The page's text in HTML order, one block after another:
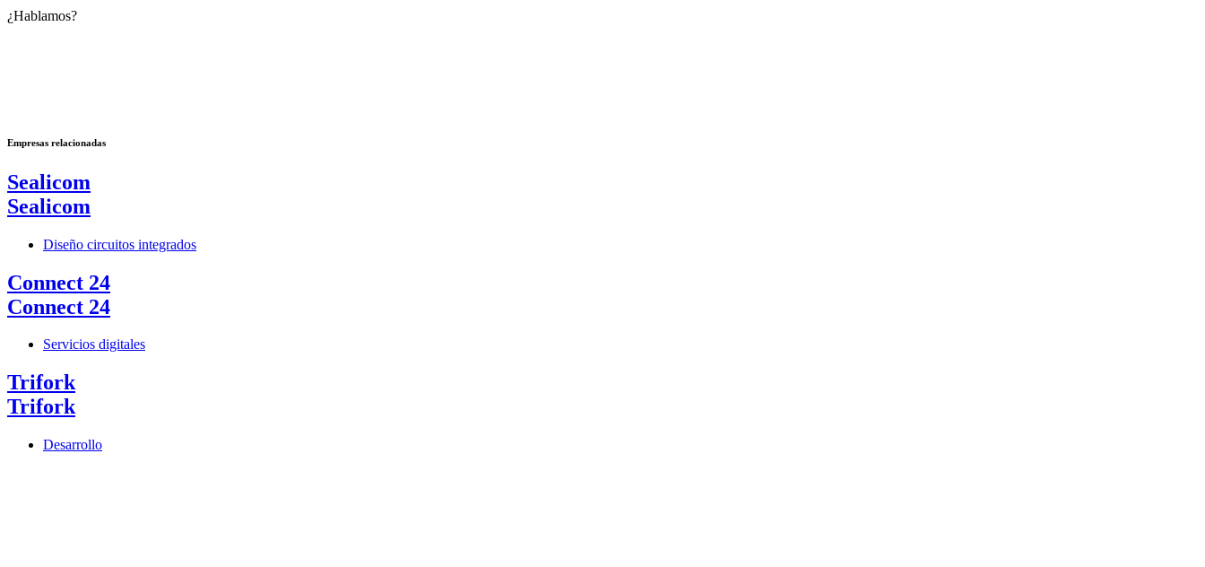
¿Hablamos?
Empresas relacionadas
Sealicom
Sealicom
Diseño circuitos integrados
Connect 24
Connect 24
Servicios digitales
Trifork
Trifork
Desarrollo